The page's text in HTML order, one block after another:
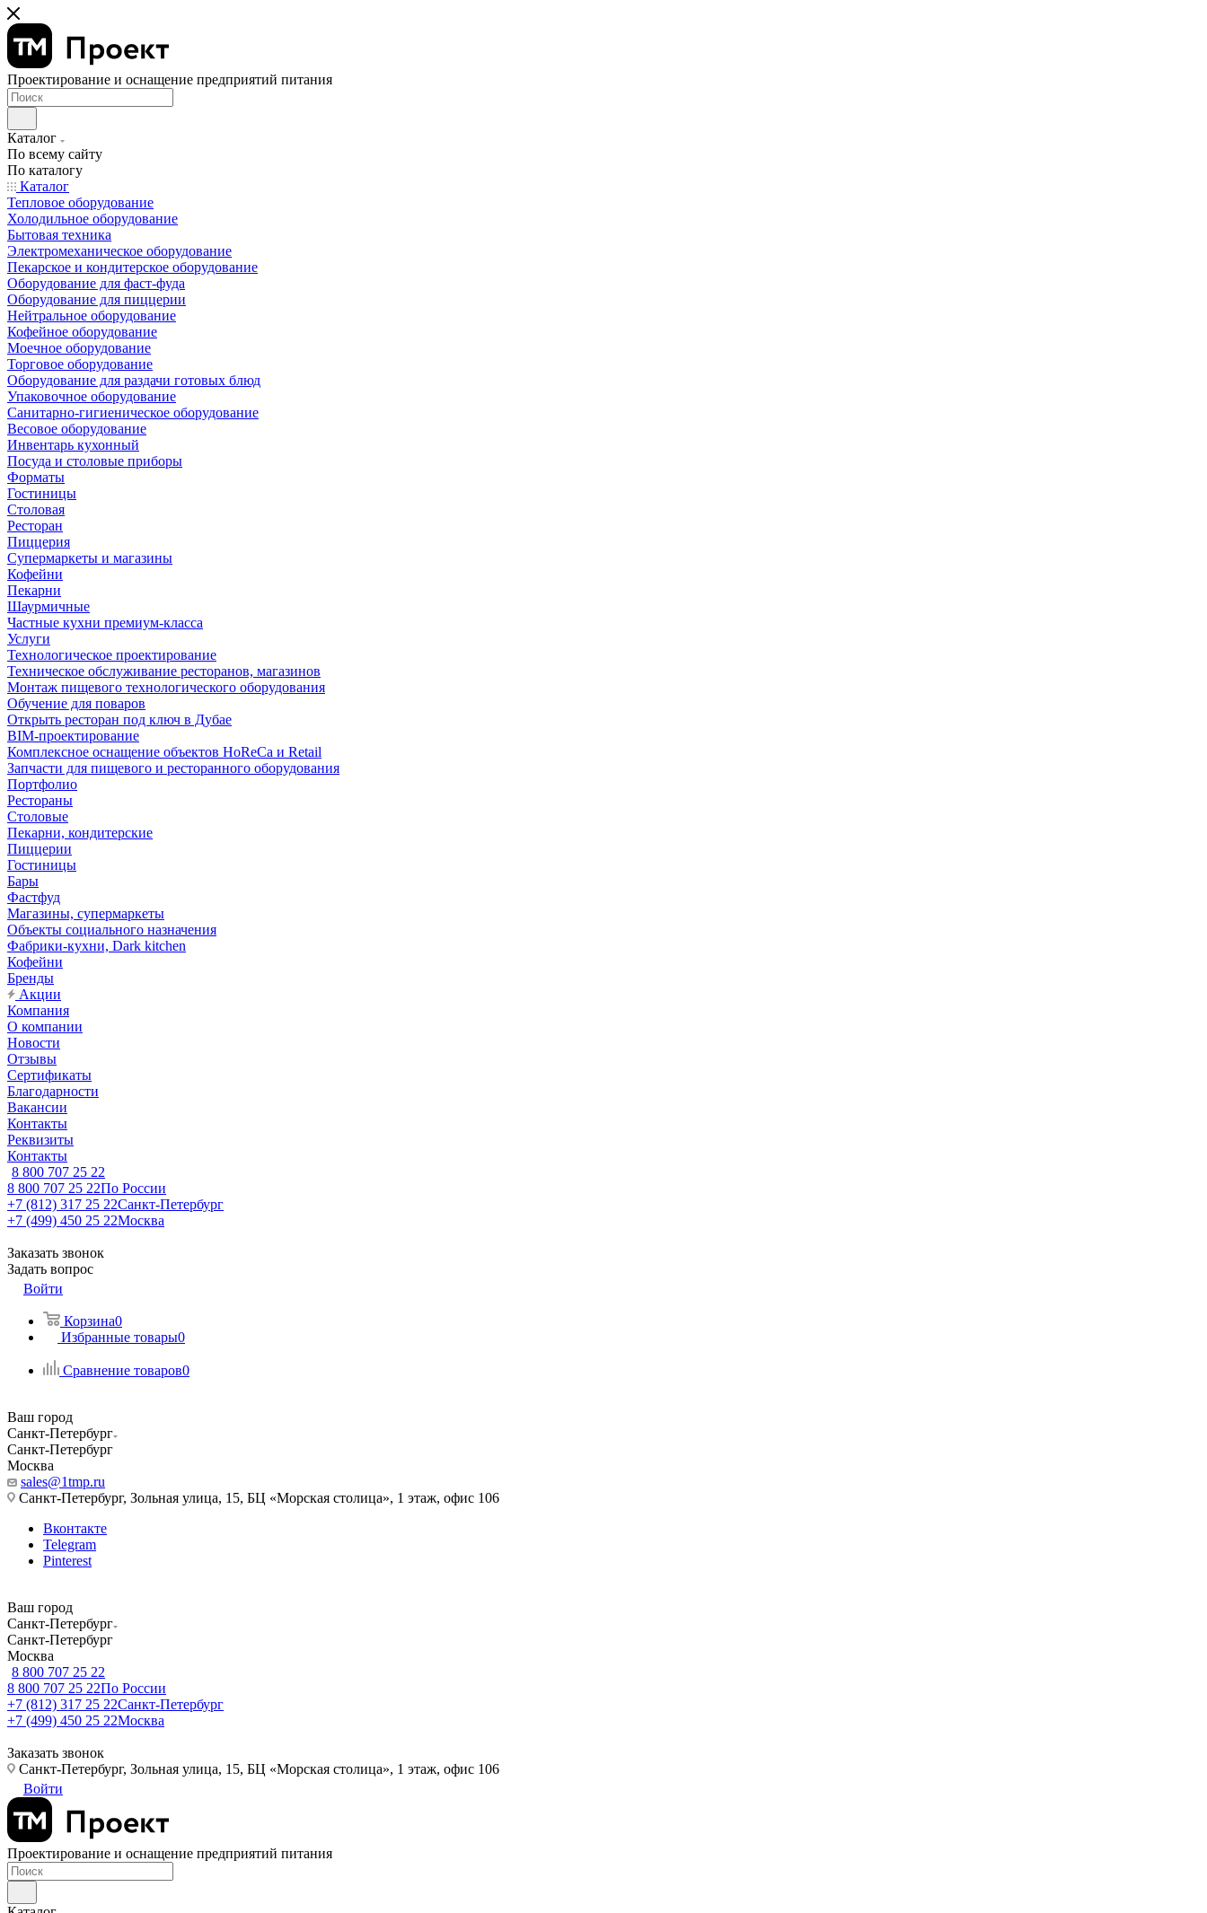
Проектирование и оснащение предприятий питания
Каталог
По всему сайту
По каталогу
Каталог
Тепловое оборудование
Холодильное оборудование
Бытовая техника
Электромеханическое оборудование
Пекарское и кондитерское оборудование
Оборудование для фаст-фуда
Оборудование для пиццерии
Нейтральное оборудование
Кофейное оборудование
Моечное оборудование
Торговое оборудование
Оборудование для раздачи готовых блюд
Упаковочное оборудование
Санитарно-гигиеническое оборудование
Весовое оборудование
Инвентарь кухонный
Посуда и столовые приборы
Форматы
Гостиницы
Столовая
Ресторан
Пиццерия
Супермаркеты и магазины
Кофейни
Пекарни
Шаурмичные
Частные кухни премиум-класса
Услуги
Технологическое проектирование
Техническое обслуживание ресторанов, магазинов
Монтаж пищевого технологического оборудования
Обучение для поваров
Открыть ресторан под ключ в Дубае
BIM-проектирование
Комплексное оснащение объектов HoReCa и Retail
Запчасти для пищевого и ресторанного оборудования
Портфолио
Рестораны
Столовые
Пекарни, кондитерские
Пиццерии
Гостиницы
Бары
Фастфуд
Магазины, супермаркеты
Объекты социального назначения
Фабрики-кухни, Dark kitchen
Кофейни
Бренды
Акции
Компания
О компании
Новости
Отзывы
Сертификаты
Благодарности
Вакансии
Контакты
Реквизиты
Контакты
8 800 707 25 22
8 800 707 25 22По России
+7 (812) 317 25 22Санкт-Петербург
+7 (499) 450 25 22Москва
Заказать звонок
Задать вопрос
Войти
Корзина0
Избранные товары0
Сравнение товаров0
Ваш город
Санкт-Петербург
Санкт-Петербург
Москва
sales@1tmp.ru
Санкт-Петербург, Зольная улица, 15, БЦ «Морская столица», 1 этаж, офис 106
Вконтакте
Telegram
Pinterest
Ваш город
Санкт-Петербург
Санкт-Петербург
Москва
8 800 707 25 22
8 800 707 25 22По России
+7 (812) 317 25 22Санкт-Петербург
+7 (499) 450 25 22Москва
Заказать звонок
Санкт-Петербург, Зольная улица, 15, БЦ «Морская столица», 1 этаж, офис 106
Войти
Проектирование и оснащение предприятий питания